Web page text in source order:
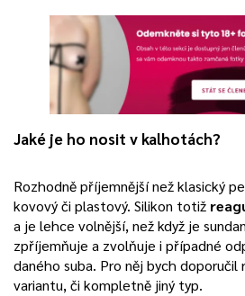
Jaké je ho nosit v kalhotách?
Rozhodně příjemnější než klasický
kovový či plastový. Silikon totiž
a je lehce volnější, než když je
zpříjemňuje a zvolňuje i případné
daného suba. Pro něj bych doporučil
variantu, či kompletně jiný typ.